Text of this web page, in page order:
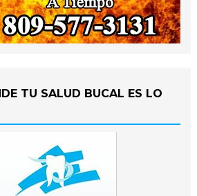
TU SALUD BUCAL ES LO